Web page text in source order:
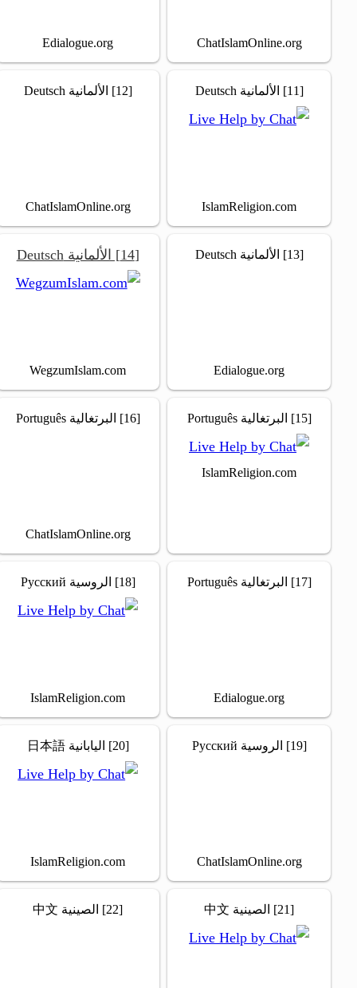
ChatIslamOnline.org
Edialogue.org
[11] الألمانية Deutsch
IslamReligion.com
[12] الألمانية Deutsch
ChatIslamOnline.org
[13] الألمانية Deutsch
Edialogue.org
[14] الألمانية Deutsch
WegzumIslam.com
[15] البرتغالية Português
IslamReligion.com
[16] البرتغالية Português
ChatIslamOnline.org
[17] البرتغالية Português
Edialogue.org
[18] الروسية Русский
IslamReligion.com
[19] الروسية Русский
ChatIslamOnline.org
[20] اليابانية 日本語
IslamReligion.com
[21] الصينية 中文 [22] الصينية 中文